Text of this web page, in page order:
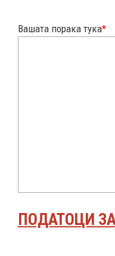
Вашата порака тука*
ПОДАТОЦИ